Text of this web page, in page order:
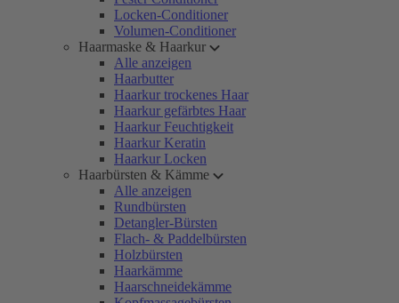
Locken-Conditioner
Volumen-Conditioner
Haarmaske & Haarkur
Alle anzeigen
Haarbutter
Haarkur trockenes Haar
Haarkur gefärbtes Haar
Haarkur Feuchtigkeit
Haarkur Keratin
Haarkur Locken
Haarbürsten & Kämme
Alle anzeigen
Rundbürsten
Detangler-Bürsten
Flach- & Paddelbürsten
Holzbürsten
Haarkämme
Haarschneidekämme